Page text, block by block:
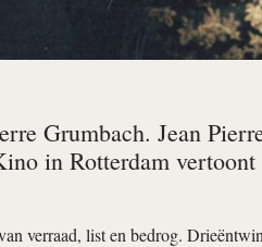
Grumbach. Jean
in Rotterdam
verraad, list en bedrog.